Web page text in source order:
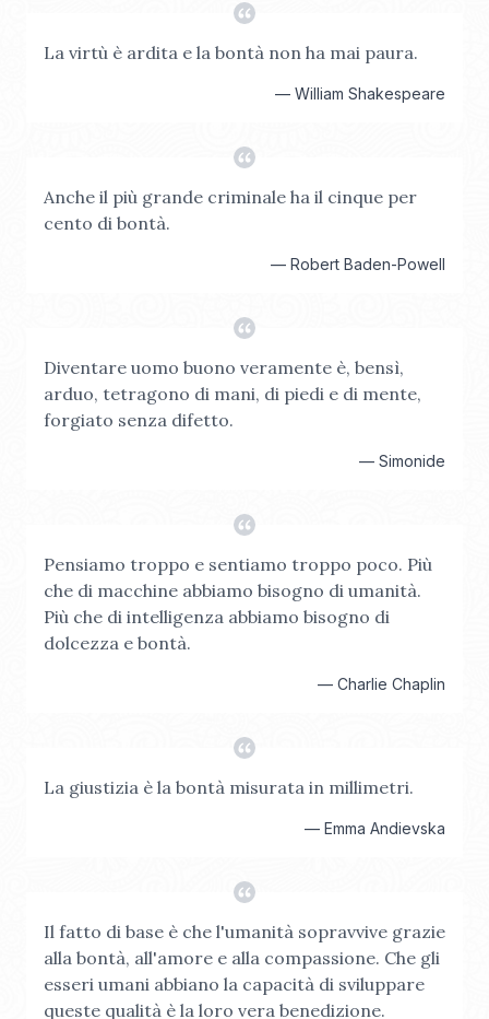
La virtù è ardita e la bontà non ha mai paura.
— William Shakespeare
Anche il più grande criminale ha il cinque per
cento di bontà.
— Robert Baden-Powell
Diventare uomo buono veramente è, bensì,
arduo, tetragono di mani, di piedi e di mente,
forgiato senza difetto.
— Simonide
Pensiamo troppo e sentiamo troppo poco. Più
che di macchine abbiamo bisogno di umanità.
Più che di intelligenza abbiamo bisogno di
dolcezza e bontà.
— Charlie Chaplin
La giustizia è la bontà misurata in millimetri.
— Emma Andievska
Il fatto di base è che l'umanità sopravvive grazie
alla bontà, all'amore e alla compassione. Che gli
esseri umani abbiano la capacità di sviluppare
queste qualità è la loro vera benedizione.